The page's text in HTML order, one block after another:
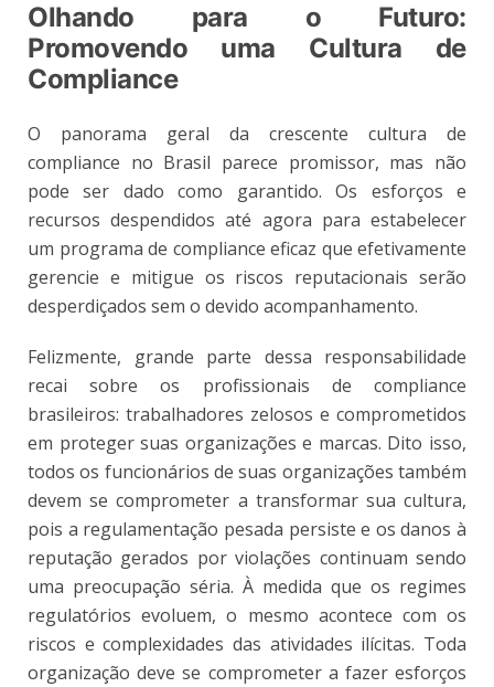
Olhando para o Futuro:
Promovendo uma Cultura de
Compliance
O panorama geral da crescente cultura de
compliance no Brasil parece promissor, mas não
pode ser dado como garantido. Os esforços e
recursos despendidos até agora para estabelecer
um programa de compliance eficaz que efetivamente
gerencie e mitigue os riscos reputacionais serão
desperdiçados sem o devido acompanhamento.
Felizmente, grande parte dessa responsabilidade
recai sobre os profissionais de compliance
brasileiros: trabalhadores zelosos e comprometidos
em proteger suas organizações e marcas. Dito isso,
todos os funcionários de suas organizações também
devem se comprometer a transformar sua cultura,
pois a regulamentação pesada persiste e os danos à
reputação gerados por violações continuam sendo
uma preocupação séria. À medida que os regimes
regulatórios evoluem, o mesmo acontece com os
riscos e complexidades das atividades ilícitas. Toda
organização deve se comprometer a fazer esforços